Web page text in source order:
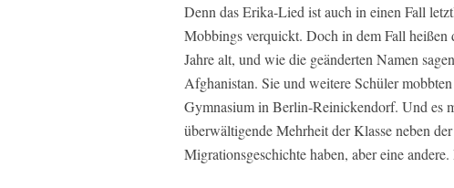
Denn das Erika-Lied ist auch in einen Fall
Mobbings verquickt. Doch in dem Fall
Jahre alt, und wie die geänderten Namen
Afghanistan. Sie und weitere Schüler
Gymnasium in Berlin-Reinickendorf. Und es
überwältigende Mehrheit der Klasse neben
Migrationsgeschichte haben, aber eine andere.